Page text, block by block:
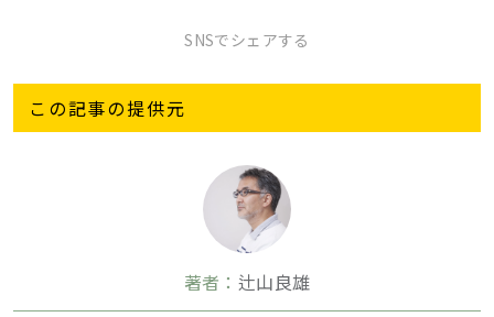
SNSでシェアする
この記事の提供元
著者： 辻山良雄